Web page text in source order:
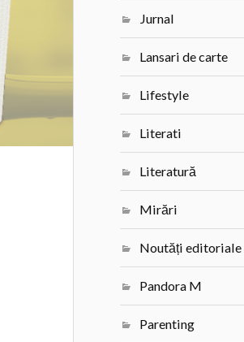
Jurnal
Lansari de carte
Lifestyle
Literati
Literatură
Mirări
Noutăți editoriale
Pandora M
Parenting